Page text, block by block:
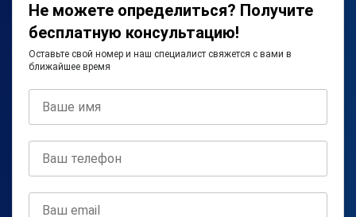
Не можете определиться? Получите
бесплатную консультацию!
Оставьте свой номер и наш специалист свяжется с вами в
ближайшее время